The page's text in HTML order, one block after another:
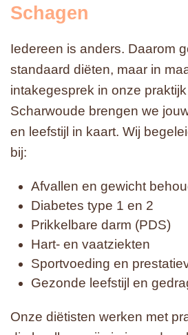
Schagen
Iedereen is anders. Daarom
standaard diëten, maar in
intakegesprek in onze
Scharwoude brengen we
en leefstijl in kaart. Wij
bij:
Afvallen en gewicht
Diabetes type 1 en 2
Prikkelbare darm (PDS)
Hart- en vaatziekten
Sportvoeding en
Gezonde leefstijl en
Onze diëtisten werken met